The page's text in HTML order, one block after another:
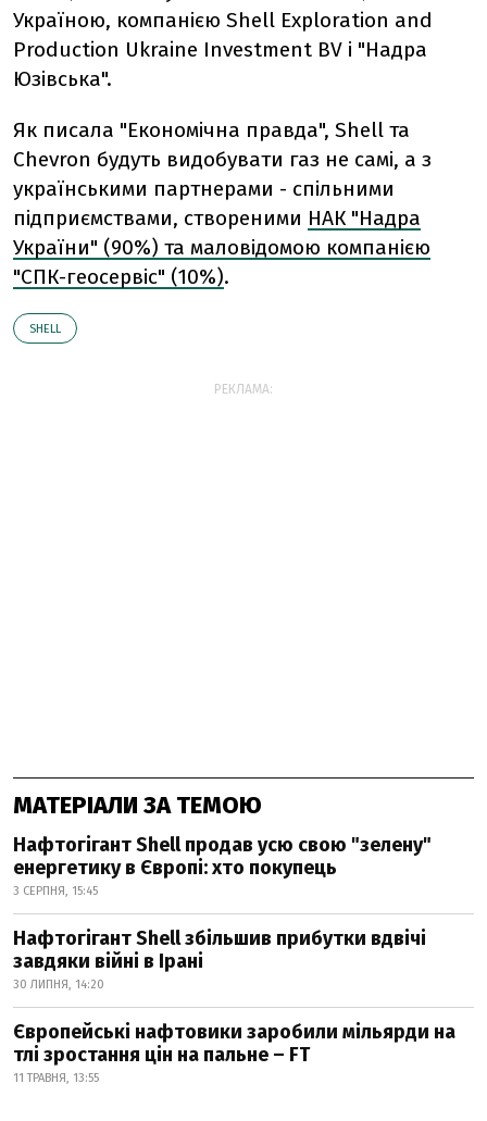
Україною, компанією Shell Exploration and
Production Ukraine Investment BV і "Надра
Юзівська".
Як писала "Економічна правда", Shell та
Сhevron будуть видобувати газ не самі, а з
українськими партнерами - спільними
підприємствами, створеними НАК "Надра
України" (90%) та маловідомою компанією
"СПК-геосервіс" (10%).
SHELL
РЕКЛАМА:
МАТЕРІАЛИ ЗА ТЕМОЮ
Нафтогігант Shell продав усю свою "зелену"
енергетику в Європі: хто покупець
3 СЕРПНЯ, 15:45
Нафтогігант Shell збільшив прибутки вдвічі
завдяки війні в Ірані
30 ЛИПНЯ, 14:20
Європейські нафтовики заробили мільярди на
тлі зростання цін на пальне – FT
11 ТРАВНЯ, 13:55